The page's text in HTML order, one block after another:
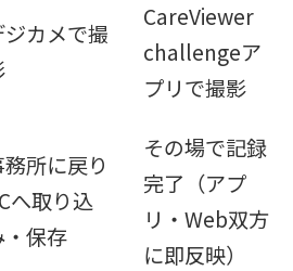
ジカメで撮
CareViewer
challengeア
プリで撮影
所に戻り
へ取り込
・保存
その場で記録
完了（アプ
リ・Web双方
に即反映）